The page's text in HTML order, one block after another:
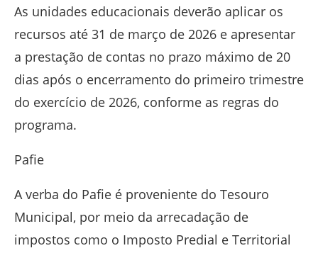
As unidades educacionais deverão aplicar os
recursos até 31 de março de 2026 e apresentar
a prestação de contas no prazo máximo de 20
dias após o encerramento do primeiro trimestre
do exercício de 2026, conforme as regras do
programa.
Pafie
A verba do Pafie é proveniente do Tesouro
Municipal, por meio da arrecadação de
impostos como o Imposto Predial e Territorial